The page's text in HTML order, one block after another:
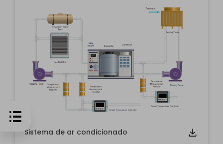
Clique para usar e editar este modelo online grátis.
Se você ainda não o tem, pode baixá-lo
abaixo.
Sistema de ar condicionado